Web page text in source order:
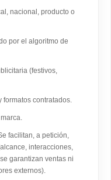
nacional, producto o
por el algoritmo de
(festivos,
contratados.
facilitan, a petición,
interacciones,
garantizan ventas ni
externos).